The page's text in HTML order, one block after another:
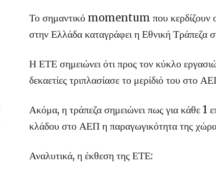
Το σημαντικό momentum που κερδίζουν οι
στην Ελλάδα καταγράφει η Εθνική Τράπεζα
Η ΕΤΕ σημειώνει ότι προς τον κύκλο
δεκαετίες τριπλασίασε το μερίδιό του στο
Ακόμα, η τράπεζα σημειώνει πως για κάθε 1
κλάδου στο ΑΕΠ η παραγωγικότητα της
Αναλυτικά, η έκθεση της ΕΤΕ: